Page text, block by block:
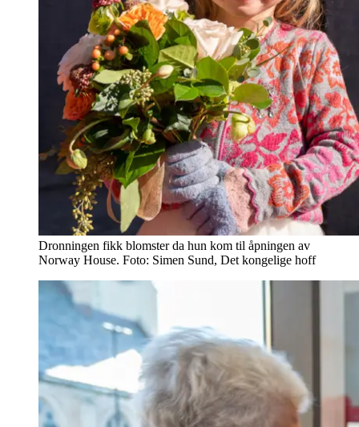
Dronningen fikk blomster da hun kom til åpningen av
Norway House. Foto: Simen Sund, Det kongelige hoff